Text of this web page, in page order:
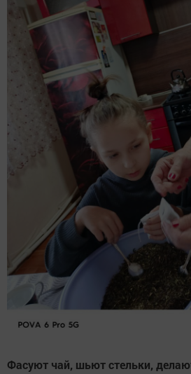
Фасуют чай, шьют стельки,